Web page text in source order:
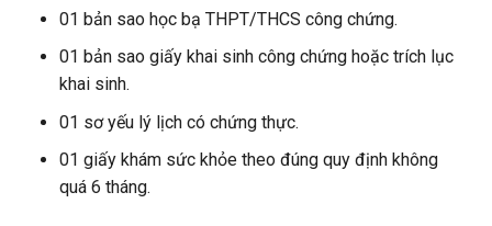
01 bản sao học bạ THPT/THCS công chứng.
01 bản sao giấy khai sinh công chứng hoặc trích lục
khai sinh.
01 sơ yếu lý lịch có chứng thực.
01 giấy khám sức khỏe theo đúng quy định không
quá 6 tháng.